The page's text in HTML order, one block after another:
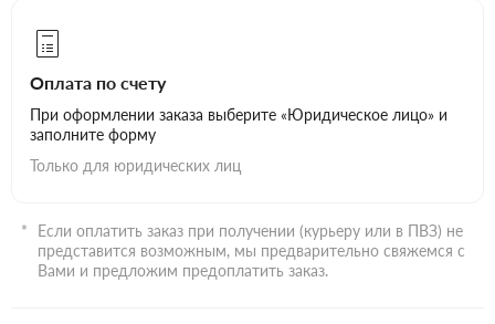
Оплата по счету
При оформлении заказа выберите «Юридическое лицо» и
заполните форму
Только для юридических лиц
Если оплатить заказ при получении (курьеру или в ПВЗ) не
представится возможным, мы предварительно свяжемся с
Вами и предложим предоплатить заказ.